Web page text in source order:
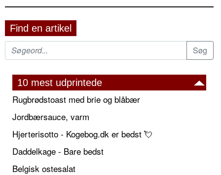
Find en artikel
10 mest udprintede
Rugbrødstoast med brie og blåbær
Jordbærsauce, varm
Hjerterisotto - Kogebog.dk er bedst 💘
Daddelkage - Bare bedst
Belgisk ostesalat